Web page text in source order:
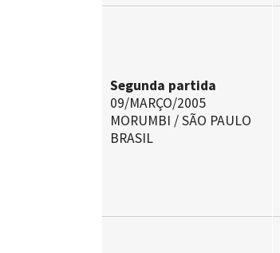
Segunda partida
09/MARÇO/2005
MORUMBI / SÃO PAULO
BRASIL